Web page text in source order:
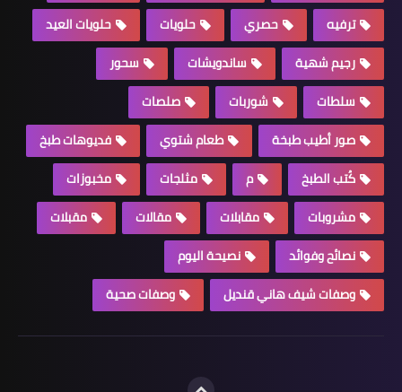
ترفيه
حصري حلويات
حلويات العيد
رجيم شهية
ساندويشات
سحور
سلطات
شوربات
صلصات
صور أطيب طبخة
طعام شتوي
فديوهات طبخ
كُتب الطبخ
م مثلجات
مخبوزات
مشروبات
مقابلات مقالات
مقبلات
نصائح وفوائد
نصيحة اليوم
وصفات شيف هاني قنديل
وصفات صحية